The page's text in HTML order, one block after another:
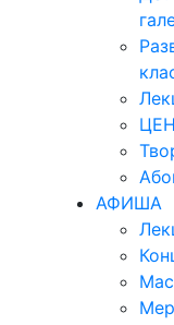
АФИША